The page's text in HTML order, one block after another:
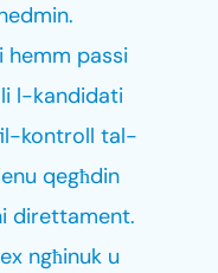
hemm passi
l-kandidati
kontroll tal-
qegħdin
direttament.
ngħinuk u